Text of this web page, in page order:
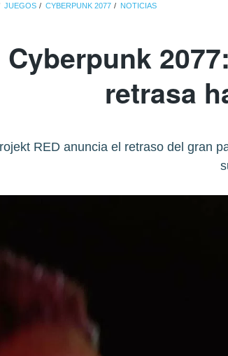
JUEGOS CYBERPUNK 2077 NOTICIAS
Cyberpunk
retrasa
RED anuncia el retraso del gran